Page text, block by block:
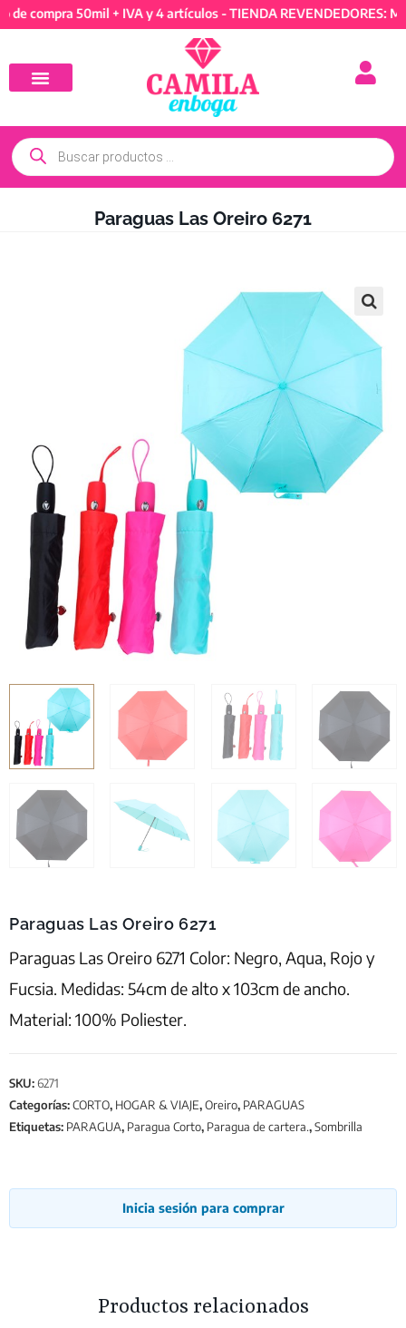
compra 50mil + IVA y 4 artículos - TIENDA REVENDEDORES:
Paraguas Las Oreiro 6271
Paraguas Las Oreiro 6271
Paraguas Las Oreiro 6271 Color: Negro, Aqua, Rojo y
Fucsia. Medidas: 54cm de alto x 103cm de ancho.
Material: 100% Poliester.
SKU:6271
Categorías:CORTO, HOGAR & VIAJE,Oreiro, PARAGUAS
Etiquetas: PARAGUA, Paragua Corto, Paragua de cartera.,Sombrilla
Inicia sesión para comprar
Productos relacionados